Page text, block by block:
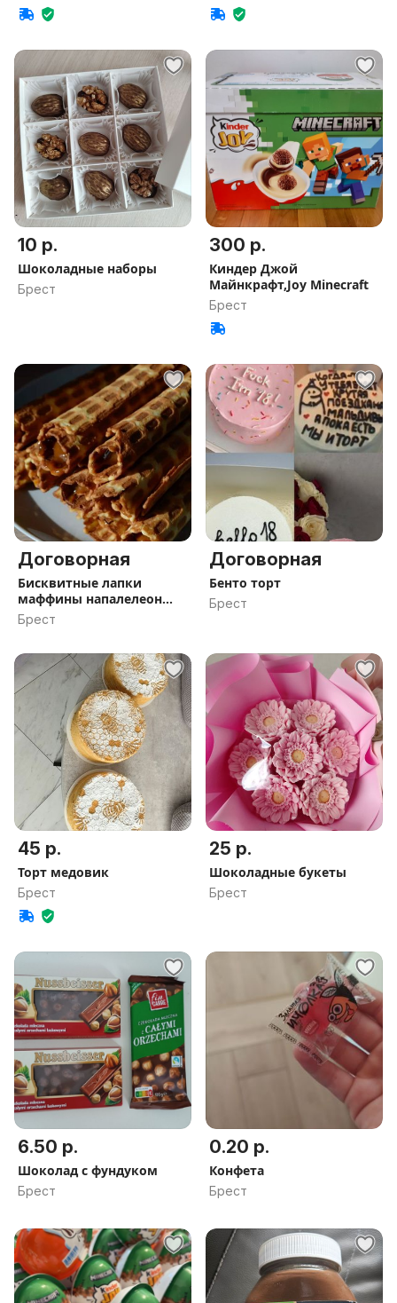
10 р.
Шоколадные наборы
Брест
300 р.
Киндер Джой
Майнкрафт,Joy Minecraft
Брест
Договорная
Бисквитные лапки
маффины напалелеон
трубочки
Брест
Договорная
Бенто торт
Брест
45 р.
Торт медовик
Брест
25 р.
Шоколадные букеты
Брест
6.50 р.
Шоколад с фундуком
Брест
0.20 р.
Конфета
Брест